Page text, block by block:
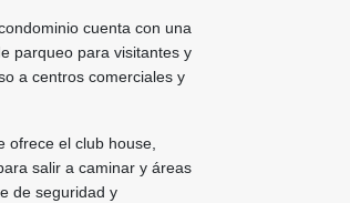
cuenta con una
parqueo para visitantes y
a centros comerciales y
ofrece el club house,
salir a caminar y áreas
de seguridad y